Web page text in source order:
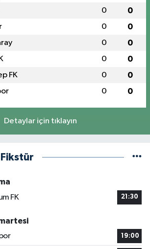
0 0
0 0
0 0
0 0
FK 0 0
0 0
Detaylar için tıklayın
FK
21:30
19:00